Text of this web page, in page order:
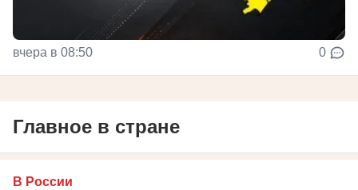
вчера в 08:50 0
Главное в стране
В России